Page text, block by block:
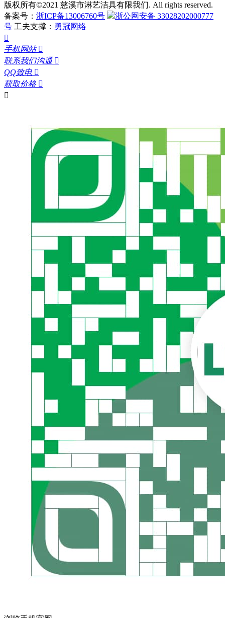
版权所有©2021 慈溪市淋艺洁具有限我们. All rights reserved.
备案号： 浙ICP备13006760号
浙公网安备 33028202000777
号 工夫支撑： 勇冠网络

手机网站 
联系我们沟通 
QQ致电 
获取价格 
